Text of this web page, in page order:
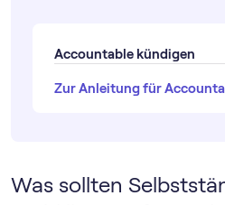
Accountable kündigen
Zur Anleitung für
Was sollten